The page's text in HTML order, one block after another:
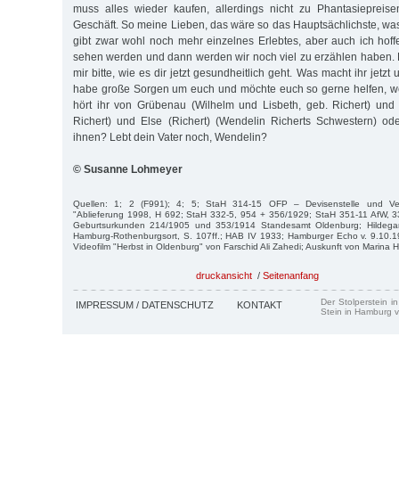
muss alles wieder kaufen, allerdings nicht zu
Geschäft. So meine Lieben, das wäre so das Hauptsächlichste,
gibt zwar wohl noch mehr einzelnes Erlebtes, aber auch ich
sehen werden und dann werden wir noch viel zu erzählen haben.
mir bitte, wie es dir jetzt gesundheitlich geht. Was macht ihr jetzt
habe große Sorgen um euch und möchte euch so gerne helfen,
hört ihr von Grübenau (Wilhelm und Lisbeth, geb. Richert) und
Richert) und Else (Richert) (Wendelin Richerts Schwestern)
ihnen? Lebt dein Vater noch, Wendelin?
© Susanne Lohmeyer
Quellen: 1; 2 (F991); 4; 5; StaH 314-15 OFP – Devisenstelle und
"Ablieferung 1998, H 692; StaH 332-5, 954 + 356/1929; StaH 351-11 AfW,
Geburtsurkunden 214/1905 und 353/1914 Standesamt Oldenburg;
Hamburg-Rothenburgsort, S. 107ff.; HAB IV 1933; Hamburger Echo v.
Videofilm "Herbst in Oldenburg" von Farschid Ali Zahedi; Auskunft von Marina
druckansicht / Seitenanfang
IMPRESSUM / DATENSCHUTZ KONTAKT
Der Stolperstein
Stein in Hamburg